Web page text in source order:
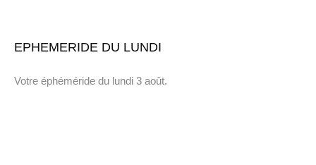
EPHEMERIDE DU LUNDI
Votre éphéméride du lundi 3 août.